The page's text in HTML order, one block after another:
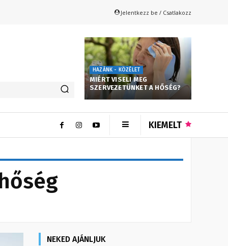
Jelentkezz be / Csatlakozz
HAZÁNK - KÖZÉLET
MIÉRT VISELI MEG
SZERVEZETÜNKET A HŐSÉG?
KIEMELT
NEKED AJÁNLJUK